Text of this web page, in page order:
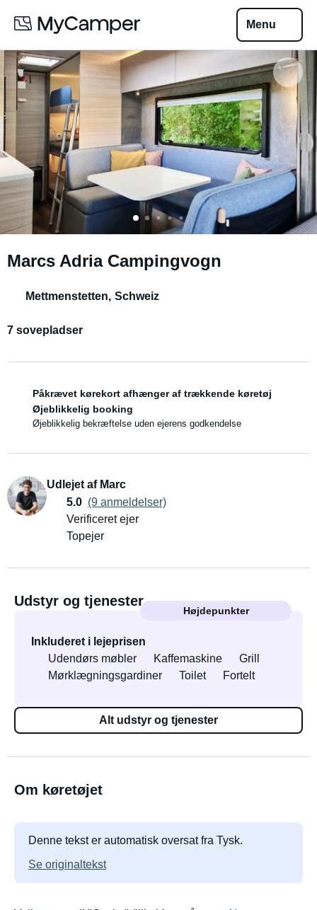
Menu
Marcs Adria Campingvogn
Mettmenstetten, Schweiz
7 sovepladser
Påkrævet kørekort afhænger af trækkende køretøj
Øjeblikkelig booking
Øjeblikkelig bekræftelse uden ejerens godkendelse
Udlejet af Marc
5.0 (9 anmeldelser)
Verificeret ejer
Topejer
Udstyr og tjenester
Højdepunkter
Inkluderet i lejeprisen
Udendørs møbler
Kaffemaskine
Grill
Mørklægningsgardiner
Toilet Fortelt
Alt udstyr og tjenester
Om køretøjet
Denne tekst er automatisk oversat fra Tysk.
Se originaltekst